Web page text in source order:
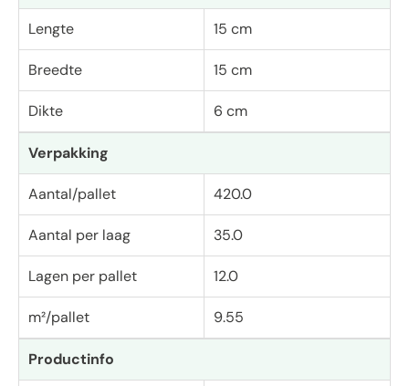
Lengte 15 cm
Breedte 15 cm
Dikte 6 cm
Verpakking
Aantal/pallet 420.0
Aantal per laag 35.0
Lagen per pallet 12.0
m²/pallet 9.55
Productinfo